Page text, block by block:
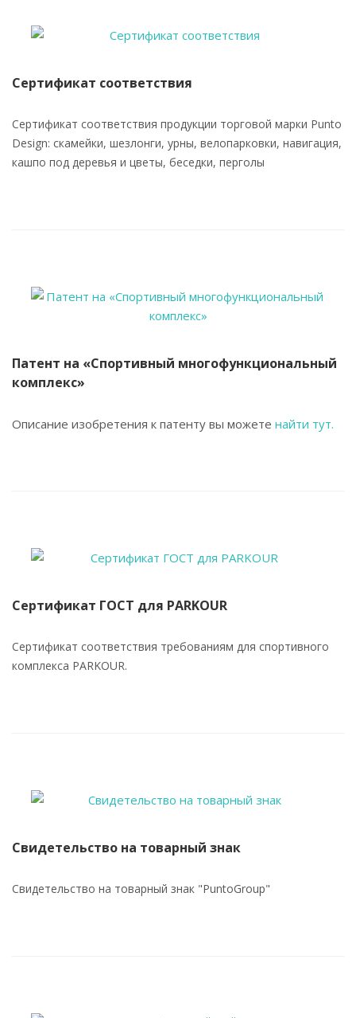
Сертификат соответствия
Сертификат соответствия продукции торговой марки Punto
Design: скамейки, шезлонги, урны, велопарковки, навигация,
кашпо под деревья и цветы, беседки, перголы
Патент на «Спортивный многофункциональный
комплекс»
Описание изобретения к патенту вы можете найти тут.
Сертификат ГОСТ для PARKOUR
Сертификат соответствия требованиям для спортивного
комплекса PARKOUR.
Свидетельство на товарный знак
Свидетельство на товарный знак "PuntoGroup"